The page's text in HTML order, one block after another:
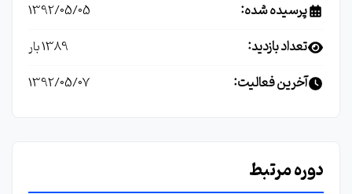
پرسیده شده: 1392/05/05
تعداد بازدید: 1389 بار
آخرین فعالیت: 1392/05/07
دوره مرتبط